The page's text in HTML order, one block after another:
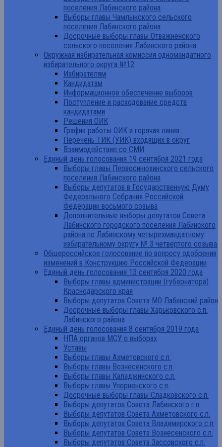
поселения Лабинского района
Выборы главы Чамлыкского сельского
поселения Лабинского района
Досрочные выборы главы Отважненского
сельского поселения Лабинского района
Окружная избирательная комиссия одномандатного
избирательного округа №12
Избирателям
Кандидатам
Информационное обеспечение выборов
Поступление и расходование средств
кандидатами
Решения ОИК
График работы ОИК и горячая линия
Перечень ТИК (УИК) входящих в округ
Взаимодействие со СМИ
Единый день голосования 19 сентября 2021 года
Выборы главы Первосинюхинского сельского
поселения Лабинского района
Выборы депутатов в Государственную Думу
Федерального Собрания Российской
Федерации восьмого созыва
Дополнительные выборы депутатов Совета
Лабинского городского поселения Лабинского
района по Лабинскому четырехмандатному
избирательному округу № 3 четвертого созыва
Общероссийское голосование по вопросу одобрения
изменений в Конструкцию Российской Федерации
Единый день голосования 13 сентября 2020 года
Выборы главы администрации (губернатора)
Краснодарского края
Выборы депутатов Совета МО Лабинский район
Досрочные выборы главы Харьковского с.п.
Лабинского района
Единый день голосования 8 сентября 2019 года
НПА органов МСУ о выборах
Уставы
Выборы главы Ахметовского с.п.
Выборы главы Вознесенского с.п.
Выборы главы Каладжинского с.п.
Выборы главы Упорненского с.п.
Досрочные выборы главы Сладковского с.п.
Выборы депутатов Совета Лабинского г.п.
Выборы депутатов Совета Ахметовского с.п.
Выборы депутатов Совета Владимирского с.п.
Выборы депутатов Совета Вознесенского с.п.
Выборы депутатов Совета Зассовского с.п.